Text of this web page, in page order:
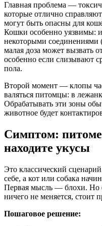
Главная проблема —
которые отлично
могут быть опасны для
Кошки особенно уязвимы:
некоторыми соединениями
малая доза может вызвать
особенно если слизывают
пола.
Второй момент — клопы
валяться питомцы: в
Обрабатывать эти зоны
животное будет
Симптом:
находите укусы
Это классический
себе, а кот или собака
Первая мысль — блохи. Но
ничего не меняется, стоит
Пошаговое решение: